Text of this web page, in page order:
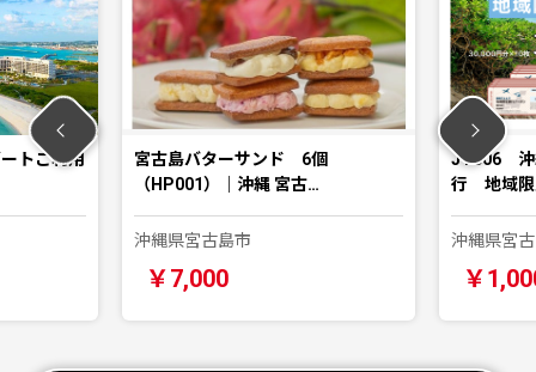
トご利用
宮古島バターサンド 6個
（HP001）｜沖縄 宮古…
沖縄県宮古島市
￥7,000
JT006 沖
行 地域限
沖縄県宮
￥